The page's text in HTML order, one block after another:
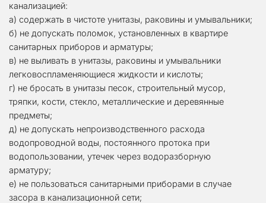
канализацией:
а) содержать в чистоте унитазы, раковины и умывальники;
б) не допускать поломок, установленных в квартире
санитарных приборов и арматуры;
в) не выливать в унитазы, раковины и умывальники
легковоспламеняющиеся жидкости и кислоты;
г) не бросать в унитазы песок, строительный мусор,
тряпки, кости, стекло, металлические и деревянные
предметы;
д) не допускать непроизводственного расхода
водопроводной воды, постоянного протока при
водопользовании, утечек через водоразборную
арматуру;
е) не пользоваться санитарными приборами в случае
засора в канализационной сети;